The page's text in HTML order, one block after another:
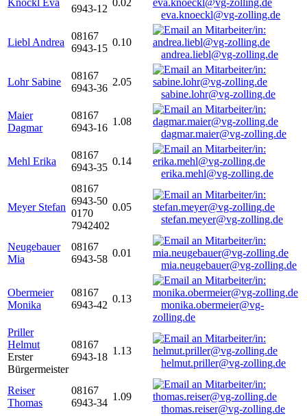
Knöckl Eva
6943-12
0.02
eva.knoeckl@vg-zolling.de
Liebl Andrea
08167
6943-15
0.10
andrea.liebl@vg-zolling.de
Lohr Sabine
08167
6943-36
2.05
sabine.lohr@vg-zolling.de
Maier
Dagmar
08167
6943-16
1.08
dagmar.maier@vg-zolling.de
Mehl Erika
08167
6943-35
0.14
erika.mehl@vg-zolling.de
Meyer Stefan
08167
6943-50
0170
7942402
0.05
stefan.meyer@vg-zolling.de
Neugebauer
Mia
08167
6943-58
0.01
mia.neugebauer@vg-zolling.de
Obermeier
Monika
08167
6943-42
0.13
monika.obermeier@vg-
zolling.de
Priller
Helmut
Erster
Bürgermeister
08167
6943-18
1.13
helmut.priller@vg-zolling.de
Reiser
Thomas
08167
6943-34
1.09
thomas.reiser@vg-zolling.de